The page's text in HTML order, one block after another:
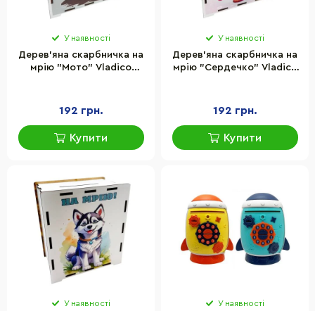
У наявності
Дерев'яна скарбничка на
мрію "Мото" Vladico
192 грн.
Купити
У наявності
Дерев'яна скарбничка на
мрію "Сердечко" Vladico
192 грн.
Купити
У наявності У наявності